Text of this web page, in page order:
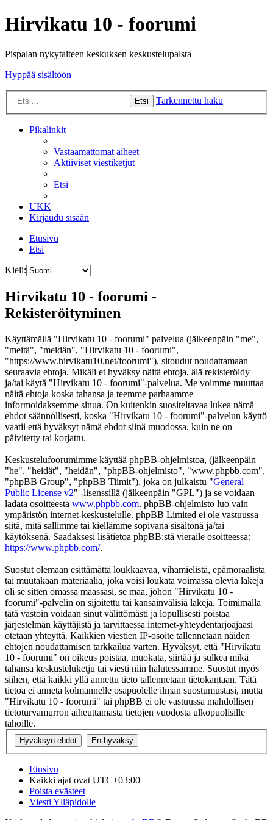
Hirvikatu 10 - foorumi
Pispalan nykytaiteen keskuksen keskustelupalsta
Hyppää sisältöön
Etsi Tarkennettu haku
Pikalinkit
Vastaamattomat aiheet
Aktiiviset viestiketjut
Etsi
UKK
Kirjaudu sisään
Etusivu
Etsi
Kieli:
Hirvikatu 10 - foorumi -
Rekisteröityminen
Käyttämällä "Hirvikatu 10 - foorumi" palvelua (jälkeenpäin "me",
"meitä", "meidän", "Hirvikatu 10 - foorumi",
"https://www.hirvikatu10.net/foorumi"), sitoudut noudattamaan
seuraavia ehtoja. Mikäli et hyväksy näitä ehtoja, älä rekisteröidy
ja/tai käytä "Hirvikatu 10 - foorumi"-palvelua. Me voimme muuttaa
näitä ehtoja koska tahansa ja teemme parhaamme
informoidaksemme sinua. On kuitenkin suositeltavaa lukea nämä
ehdot säännöllisesti, koska "Hirvikatu 10 - foorumi"-palvelun käyttö
vaatii että hyväksyt nämä ehdot siinä muodossa, kuin ne on
päivitetty tai korjattu.
Keskustelufoorumimme käyttää phpBB-ohjelmistoa, (jälkeenpäin
"he", "heidät", "heidän", "phpBB-ohjelmisto", "www.phpbb.com",
"phpBB Group", "phpBB Tiimit"), joka on julkaistu "General
Public License v2" -lisenssillä (jälkeenpäin "GPL") ja se voidaan
ladata osoitteesta www.phpbb.com. phpBB-ohjelmisto luo vain
ympäristön internet-keskustelulle. phpBB Limited ei ole vastuussa
siitä, mitä sallimme tai kiellämme sopivana sisältönä ja/tai
käytöksenä. Saadaksesi lisätietoa phpBB:stä vieraile osoitteessa:
https://www.phpbb.com/.
Suostut olemaan esittämättä loukkaavaa, vihamielistä, epämoraalista
tai muutakaan materiaalia, joka voisi loukata voimassa olevia lakeja
oli se sitten omassa maassasi, se maa, johon "Hirvikatu 10 -
foorumi"-palvelin on sijoitettu tai kansainvälisiä lakeja. Toimimalla
tätä vastoin voidaan sinut välittömästi ja lopullisesti poistaa
järjestelmän käyttäjistä ja tarvittaessa internet-yhteydentarjoajaasi
otetaan yhteyttä. Kaikkien viestien IP-osoite tallennetaan näiden
ehtojen noudattamisen tarkkailua varten. Hyväksyt, että "Hirvikatu
10 - foorumi" on oikeus poistaa, muokata, siirtää ja sulkea mikä
tahansa keskusteluketju tai viesti niin halutessamme. Suostut myös
siihen, että kaikki yllä annettu tieto tallennetaan tietokantaan. Tätä
tietoa ei anneta kolmannelle osapuolelle ilman suostumustasi, mutta
"Hirvikatu 10 - foorumi" tai phpBB ei ole vastuussa mahdollisen
tietoturvamurron aiheuttamasta tietojen vuodosta ulkopuolisille
tahoille.
Etusivu
Kaikki ajat ovat UTC+03:00
Poista evästeet
Viesti Ylläpidolle